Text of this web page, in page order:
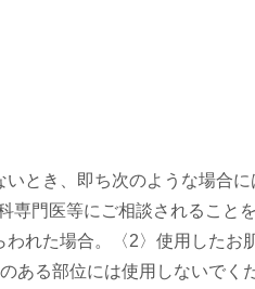
とき、即ち次のような場合
門医等にご相談されること
れた場合。〈2〉使用したお
ある部位には使用しないでく